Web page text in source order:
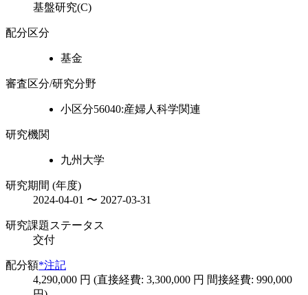
基盤研究(C)
配分区分
基金
審査区分/研究分野
小区分56040:産婦人科学関連
研究機関
九州大学
研究期間 (年度)
2024-04-01 〜 2027-03-31
研究課題ステータス
交付
配分額*注記
4,290,000 円 (直接経費: 3,300,000 円 間接経費: 990,000